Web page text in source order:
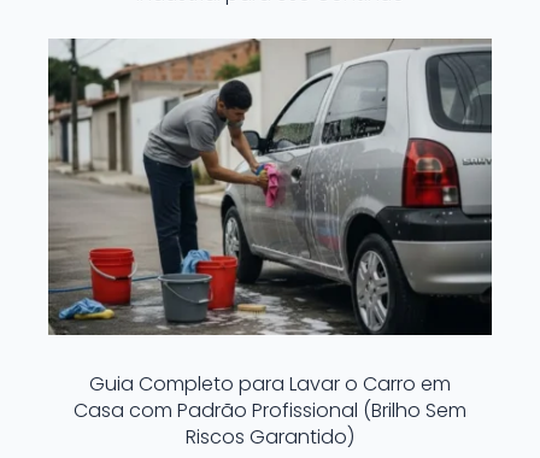
Guia Completo para Lavar o Carro em
Casa com Padrão Profissional (Brilho Sem
Riscos Garantido)